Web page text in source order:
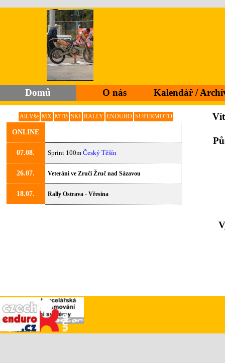
Domů O nás ▼
Kalendář /
All-Vše MX MTB SKI RALLY ENDURO SUPERMOTO
ONLINE
07.08. Sprint 100m Český Těšín
26.07. Veteráni ve Zruči Žruč nad Sázavou
18.07. Rally Ostrava - Vřesina